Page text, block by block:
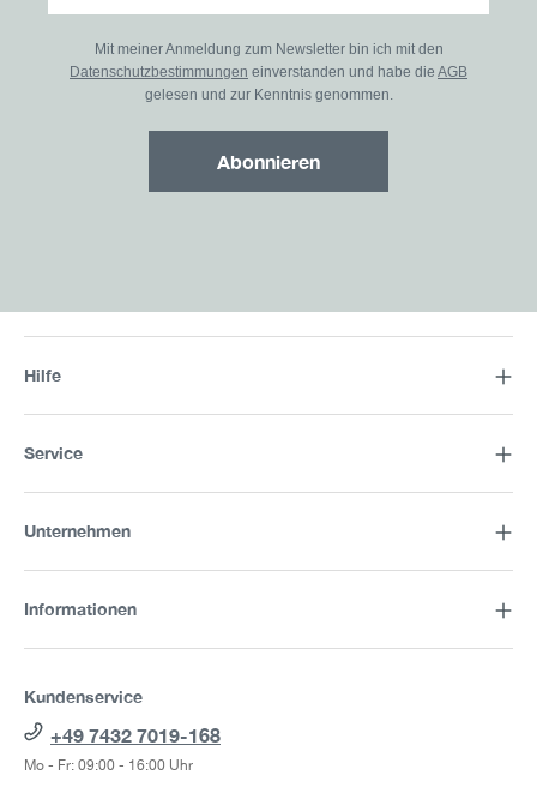
Mit meiner Anmeldung zum Newsletter bin ich mit den
Datenschutzbestimmungen einverstanden und habe die AGB
gelesen und zur Kenntnis genommen.
Abonnieren
Hilfe
Service
Unternehmen
Informationen
Kundenservice
+49 7432 7019-168
Mo - Fr: 09:00 - 16:00 Uhr